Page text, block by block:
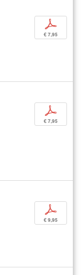
p
€ 7,95
p
€ 7,95
p
€ 9,95